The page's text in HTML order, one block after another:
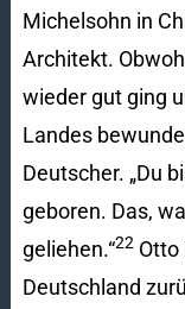
Michelsohn in
Architekt.
wieder gut ging
Landes
Deutscher. „Du
geboren. Das,
geliehen.“22Otto
Deutschland